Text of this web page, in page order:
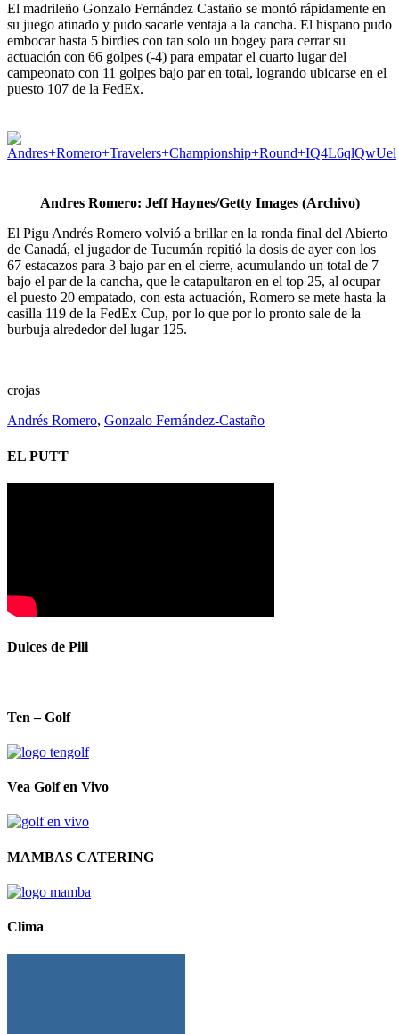
El madrileño Gonzalo Fernández Castaño se montó rápidamente en
su juego atinado y pudo sacarle ventaja a la cancha. El hispano pudo
embocar hasta 5 birdies con tan solo un bogey para cerrar su
actuación con 66 golpes (-4) para empatar el cuarto lugar del
campeonato con 11 golpes bajo par en total, logrando ubicarse en el
puesto 107 de la FedEx.
Andres Romero: Jeff Haynes/Getty Images (Archivo)
El Pigu Andrés Romero volvió a brillar en la ronda final del Abierto
de Canadá, el jugador de Tucumán repitió la dosis de ayer con los
67 estacazos para 3 bajo par en el cierre, acumulando un total de 7
bajo el par de la cancha, que le catapultaron en el top 25, al ocupar
el puesto 20 empatado, con esta actuación, Romero se mete hasta la
casilla 119 de la FedEx Cup, por lo que por lo pronto sale de la
burbuja alrededor del lugar 125.
crojas
Andrés Romero, Gonzalo Fernández-Castaño
EL PUTT
Dulces de Pili
Ten – Golf
Vea Golf en Vivo
MAMBAS CATERING
Clima